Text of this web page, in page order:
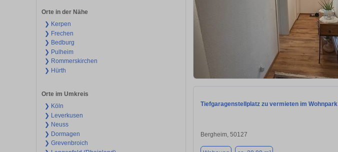
Orte in der Nähe
❯ Kerpen
❯ Frechen
❯ Bedburg
❯ Pulheim
❯ Rommerskirchen
❯ Hürth
Orte im Umkreis
❯ Köln
❯ Leverkusen
❯ Neuss
❯ Dormagen
❯ Grevenbroich
Tiefgaragenstellplatz zu vermieten im
Bergheim, 50127